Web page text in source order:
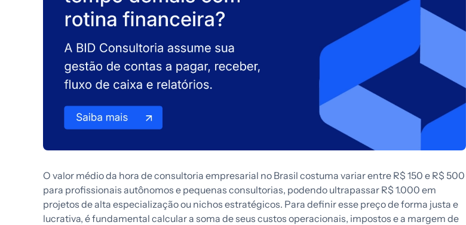
O valor médio da hora de consultoria empresarial no Brasil costuma variar entre R$ 150 e R$ 500
para profissionais autônomos e pequenas consultorias, podendo ultrapassar R$ 1.000 em
projetos de alta especialização ou nichos estratégicos. Para definir esse preço de forma justa e
lucrativa, é fundamental calcular a soma de seus custos operacionais, impostos e a margem de